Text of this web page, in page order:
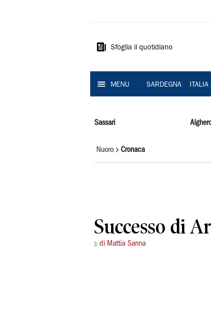
Sardegna
Sfoglia il quotidiano
MENU SARDEGNA ITALIA
Sassari
Nuoro Cronaca
Successo di
di Mattia Sanna